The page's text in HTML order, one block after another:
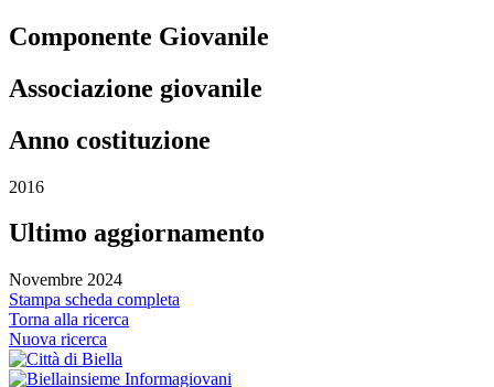
Componente Giovanile
Associazione giovanile
Anno costituzione
2016
Ultimo aggiornamento
Novembre 2024
Stampa scheda completa
Torna alla ricerca
Nuova ricerca